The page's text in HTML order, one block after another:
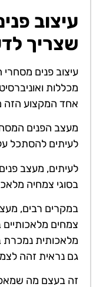
עיצוב
שצריך
עיצוב פנים
מכללות
אחד המקצוע הזה
מעצב הפנים
לעיתים להסתכל
לעיתים, מעצב
בסוגי צמחיה
במקרים רבים,
צמחים
מלאכותית נמכרת
גם נראית זהה
זה בעצם מה